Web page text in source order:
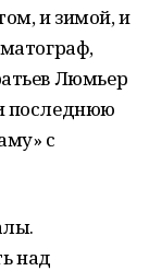
и зимой, и
Люмьер
последнюю
с
над